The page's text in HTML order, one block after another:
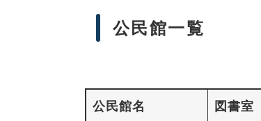
公民館一覧
公民館名 図書室